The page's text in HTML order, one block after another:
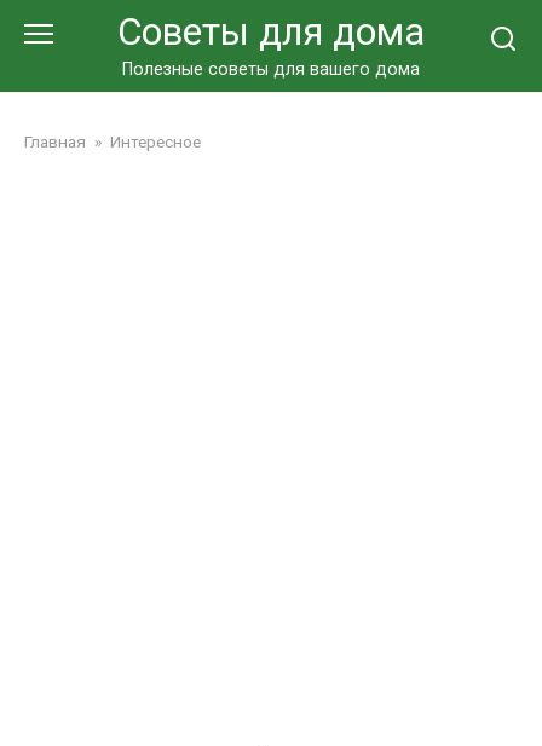
Советы для дома
Полезные советы для вашего дома
Главная » Интересное